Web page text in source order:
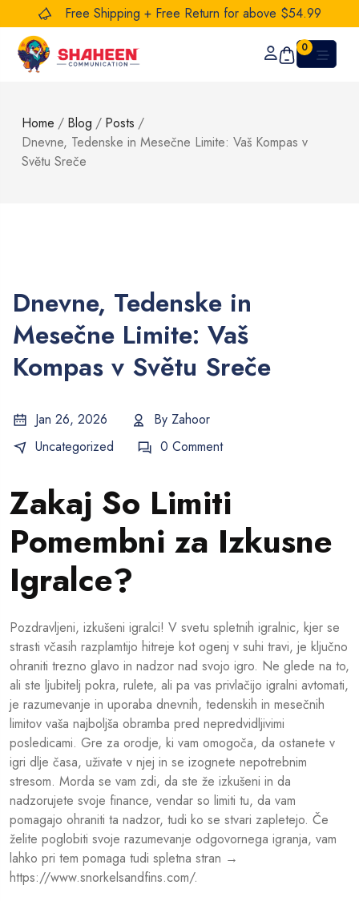
Free Shipping + Free Return for above $54.99
0
Home / Blog / Posts /
Dnevne, Tedenske in Mesečne Limite: Vaš Kompas v
Světu Sreče
Dnevne, Tedenske in
Mesečne Limite: Vaš
Kompas v Světu Sreče
Jan 26, 2026 By Zahoor
Uncategorized
0 Comment
Zakaj So Limiti
Pomembni za Izkusne
Igralce?
Pozdravljeni, izkušeni igralci! V svetu spletnih igralnic, kjer se
strasti včasih razplamtijo hitreje kot ogenj v suhi travi, je ključno
ohraniti trezno glavo in nadzor nad svojo igro. Ne glede na to,
ali ste ljubitelj pokra, rulete, ali pa vas privlačijo igralni avtomati,
je razumevanje in uporaba dnevnih, tedenskih in mesečnih
limitov vaša najboljša obramba pred nepredvidljivimi
posledicami. Gre za orodje, ki vam omogoča, da ostanete v
igri dlje časa, uživate v njej in se izognete nepotrebnim
stresom. Morda se vam zdi, da ste že izkušeni in da
nadzorujete svoje finance, vendar so limiti tu, da vam
pomagajo ohraniti ta nadzor, tudi ko se stvari zapletejo. Če
želite poglobiti svoje razumevanje odgovornega igranja, vam
lahko pri tem pomaga tudi spletna stran →
https://www.snorkelsandfins.com/.